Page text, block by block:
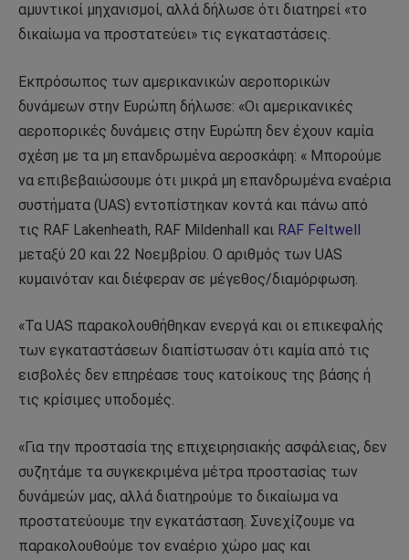
αμυντικοί μηχανισμοί, αλλά δήλωσε ότι διατηρεί «το
δικαίωμα να προστατεύει» τις εγκαταστάσεις.
Εκπρόσωπος των αμερικανικών αεροπορικών
δυνάμεων στην Ευρώπη δήλωσε: «Οι αμερικανικές
αεροπορικές δυνάμεις στην Ευρώπη δεν έχουν καμία
σχέση με τα μη επανδρωμένα αεροσκάφη: « Μπορούμε
να επιβεβαιώσουμε ότι μικρά μη επανδρωμένα εναέρια
συστήματα (UAS) εντοπίστηκαν κοντά και πάνω από
τις RAF Lakenheath, RAF Mildenhall και RAF Feltwell
μεταξύ 20 και 22 Νοεμβρίου. Ο αριθμός των UAS
κυμαινόταν και διέφεραν σε μέγεθος/διαμόρφωση.
«Τα UAS παρακολουθήθηκαν ενεργά και οι επικεφαλής
των εγκαταστάσεων διαπίστωσαν ότι καμία από τις
εισβολές δεν επηρέασε τους κατοίκους της βάσης ή
τις κρίσιμες υποδομές.
«Για την προστασία της επιχειρησιακής ασφάλειας, δεν
συζητάμε τα συγκεκριμένα μέτρα προστασίας των
δυνάμεών μας, αλλά διατηρούμε το δικαίωμα να
προστατεύουμε την εγκατάσταση. Συνεχίζουμε να
παρακολουθούμε τον εναέριο χώρο μας και